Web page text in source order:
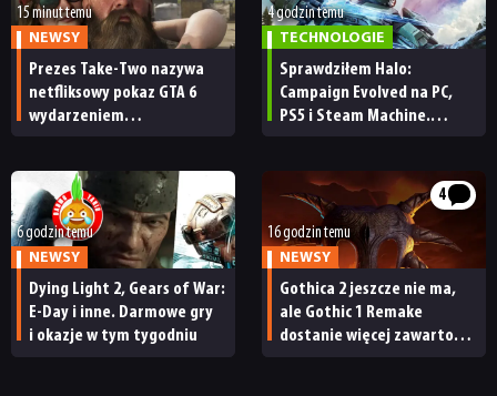
NEWSY
PUBLICYSTYKA
KULTURA
15 minut temu
NEWSY
Prezes Take-Two nazywa
netfliksowy pokaz GTA 6
wydarzeniem
ma subskrybentów
4 godzin temu
TECHNOLOGIE
Sprawdziłem Halo:
Campaign Evolved na PC,
PS5 i Steam Machine.
[RECENZJA TECHNICZNA]
6 godzin temu
NEWSY
Dying Light 2, Gears of War:
E-Day i inne. Darmowe gry
i okazje w tym tygodniu
4
16 godzin temu
NEWSY
Gothica 2 jeszcze nie ma,
ale Gothic 1 Remake
dostanie więcej zawartości.